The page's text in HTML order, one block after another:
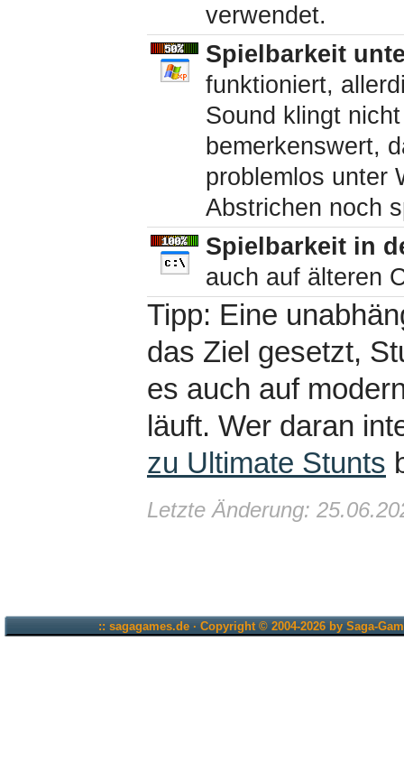
verwendet.
Spielbarkeit
funktioniert,
Sound klingt
bemerkenswert,
problemlos unter
Abstrichen noch
Spielbarkeit in
auch auf älteren
Tipp: Eine
das Ziel gesetzt,
es auch auf
läuft. Wer daran
zu Ultimate Stunts
Letzte Änderung:
:: sagagames.de · Copyright © 2004-2026 by Saga-